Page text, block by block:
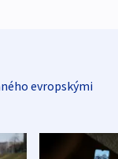
evropskými